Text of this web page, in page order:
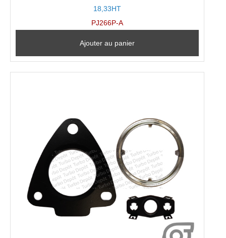
18,33HT
PJ266P-A
Ajouter au panier